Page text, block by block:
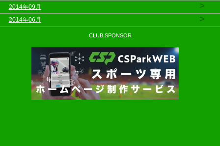
2014年09月 >
2014年06月 >
CLUB SPONSOR